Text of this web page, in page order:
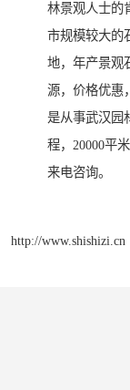
林景观人士的
市规模较大的
地，年产景观
源，价格优惠
是从事武汉园
程，20000平
来电咨询。
http://www.shishizi.cn